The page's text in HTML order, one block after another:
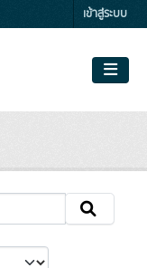
เข้าสู่ระบบ